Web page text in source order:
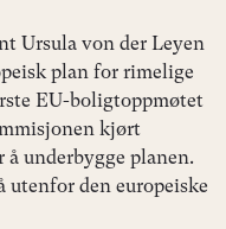
Ursula von der Leyen
plan for rimelige
EU-boligtoppmøtet
kjørt
å underbygge planen.
utenfor den europeiske